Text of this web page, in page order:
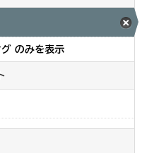
グ のみを表示